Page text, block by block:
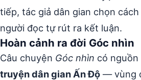
tiếp, tác giả dân gian chọn
người đọc tự rút ra kết luận.
Hoàn cảnh ra đời Góc nhìn
Câu chuyện Góc nhìn có
truyện dân gian Ấn Độ — vùng